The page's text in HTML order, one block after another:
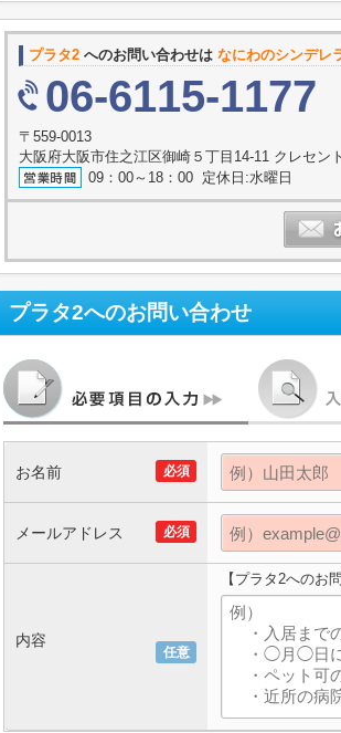
プラタ2 へのお問い合わせは なにわのシンデレ
06-6115-1177
〒559-0013
大阪府大阪市住之江区御崎５丁目14-11 クレセン
09：00～18：00 定休日:水曜日
プラタ2へのお問い合わせ
必須
お名前
必須
メールアドレス
任意
内容
【プラタ2へのお